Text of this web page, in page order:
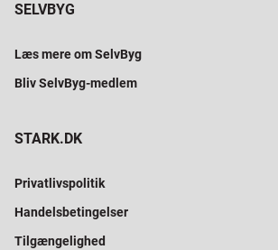
SELVBYG
Læs mere om SelvByg
Bliv SelvByg-medlem
STARK.DK
Privatlivspolitik
Handelsbetingelser
Tilgængelighed